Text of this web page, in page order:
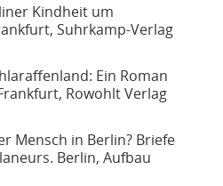
Kindheit um
Suhrkamp-Verlag
Ein Roman
Rowohlt Verlag
Mensch in Berlin? Briefe
Berlin, Aufbau